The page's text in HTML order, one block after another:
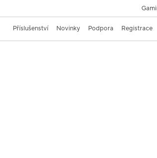
Příslušenství Novinky Podpora Registrace